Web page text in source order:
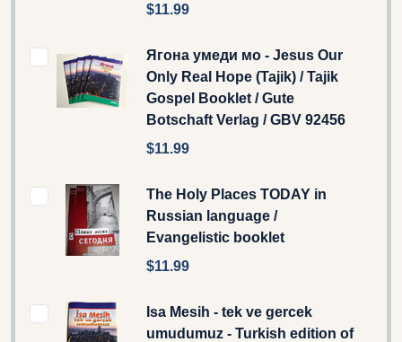
$11.99
Ягона умеди мо - Jesus Our
Only Real Hope (Tajik) / Tajik
Gospel Booklet / Gute
Botschaft Verlag / GBV 92456
$11.99
The Holy Places TODAY in
Russian language /
Evangelistic booklet
$11.99
Isa Mesih - tek ve gercek
umudumuz - Turkish edition of